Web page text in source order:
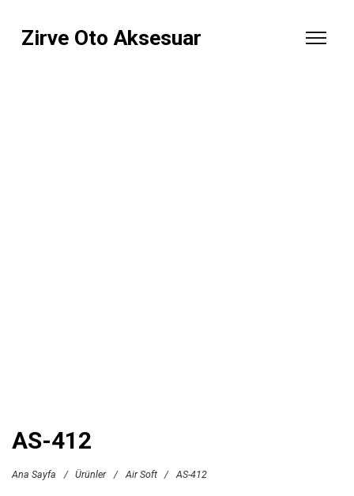
Zirve Oto Aksesuar
AS-412
Ana Sayfa / Ürünler / Air Soft / AS-412